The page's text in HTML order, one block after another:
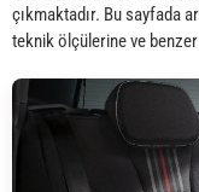
çıkmaktadır. Bu sayfada
teknik ölçülerine ve